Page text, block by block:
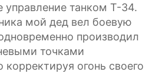
управление танком Т-34.
мой дед вел боевую
производил
точками
огонь своего